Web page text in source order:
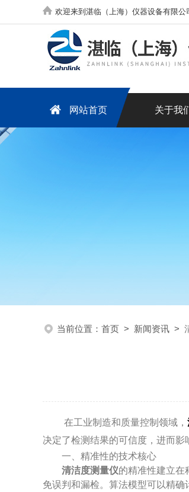
欢迎来到湛临（上海）仪器设备有限公
网站首页 关于我
当前位置： 首页 > 新闻资讯 >
在工业制造和质量控制领域，
决定了检测结果的可信度，进而影
一、精准性的技术核心
清洁度测量仪的精准性建立在
免误判和漏检。算法模型可以精